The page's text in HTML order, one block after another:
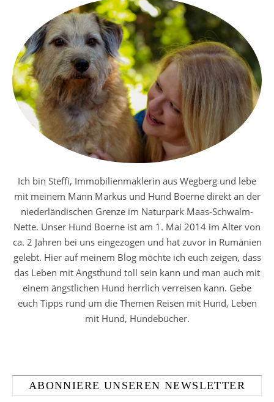
Ich bin Steffi, Immobilienmaklerin aus Wegberg und lebe
mit meinem Mann Markus und Hund Boerne direkt an der
niederländischen Grenze im Naturpark Maas-Schwalm-
Nette. Unser Hund Boerne ist am 1. Mai 2014 im Alter von
ca. 2 Jahren bei uns eingezogen und hat zuvor in Rumänien
gelebt. Hier auf meinem Blog möchte ich euch zeigen, dass
das Leben mit Angsthund toll sein kann und man auch mit
einem ängstlichen Hund herrlich verreisen kann. Gebe
euch Tipps rund um die Themen Reisen mit Hund, Leben
mit Hund, Hundebücher.
ABONNIERE UNSEREN NEWSLETTER